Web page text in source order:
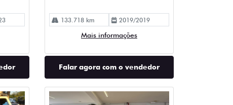
133.718 km 2019/2019
Mais informações
Falar agora com o vendedor